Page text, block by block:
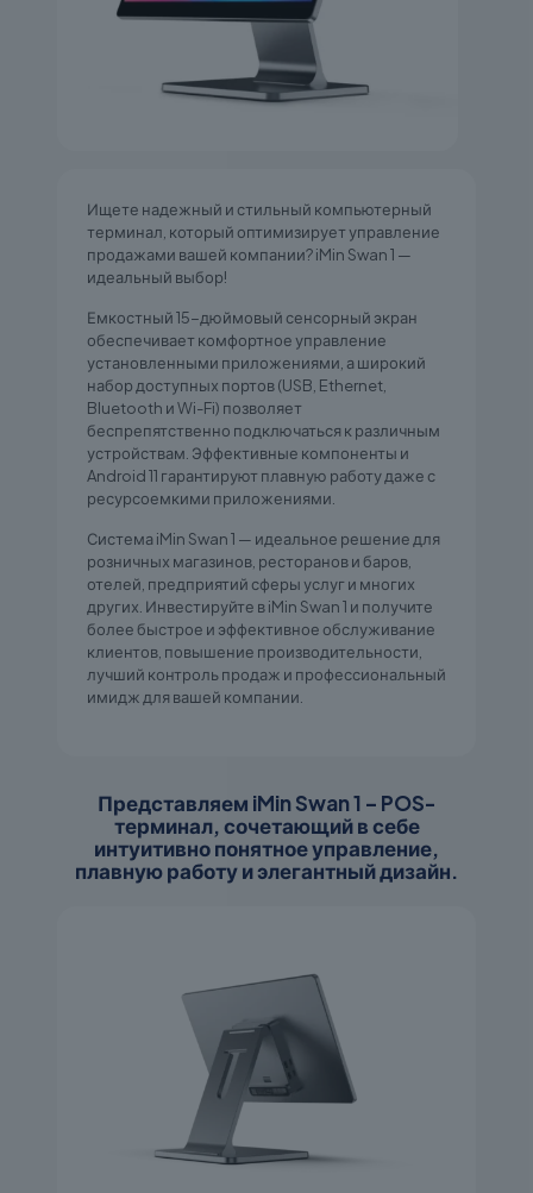
Ищете надежный и стильный компьютерный
терминал, который оптимизирует управление
продажами вашей компании? iMin Swan 1 —
идеальный выбор!
Емкостный 15-дюймовый сенсорный экран
обеспечивает комфортное управление
установленными приложениями, а широкий
набор доступных портов (USB, Ethernet,
Bluetooth и Wi-Fi) позволяет
беспрепятственно подключаться к различным
устройствам. Эффективные компоненты и
Android 11 гарантируют плавную работу даже с
ресурсоемкими приложениями.
Система iMin Swan 1 — идеальное решение для
розничных магазинов, ресторанов и баров,
отелей, предприятий сферы услуг и многих
других. Инвестируйте в iMin Swan 1 и получите
более быстрое и эффективное обслуживание
клиентов, повышение производительности,
лучший контроль продаж и профессиональный
имидж для вашей компании.
Представляем iMin Swan 1 – POS-
терминал, сочетающий в себе
интуитивно понятное управление,
плавную работу и элегантный дизайн.